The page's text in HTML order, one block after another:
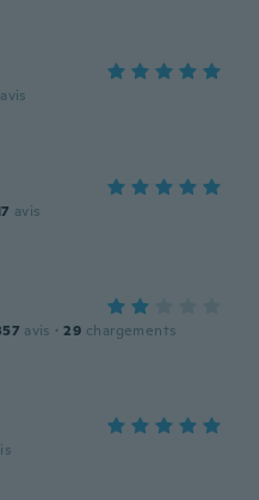
avis
avis
avis · 29 chargements